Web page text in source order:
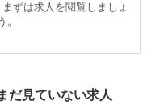
ずは求人を閲覧しましょ
。
だ見ていない求人